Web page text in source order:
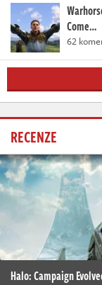
Come…
62
RECENZE
Halo: Campaign